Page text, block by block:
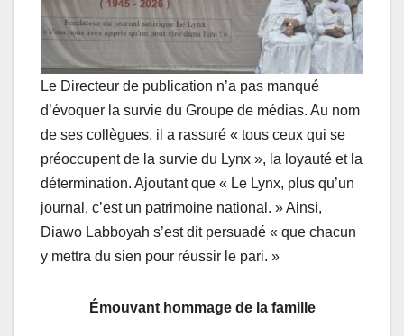
Le Directeur de publication n’a pas manqué
d’évoquer la survie du Groupe de médias. Au nom
de ses collègues, il a rassuré « tous ceux qui se
préoccupent de la survie du Lynx », la loyauté et la
détermination. Ajoutant que « Le Lynx, plus qu’un
journal, c’est un patrimoine national. » Ainsi,
Diawo Labboyah s’est dit persuadé « que chacun
y mettra du sien pour réussir le pari. »
Émouvant hommage de la famille